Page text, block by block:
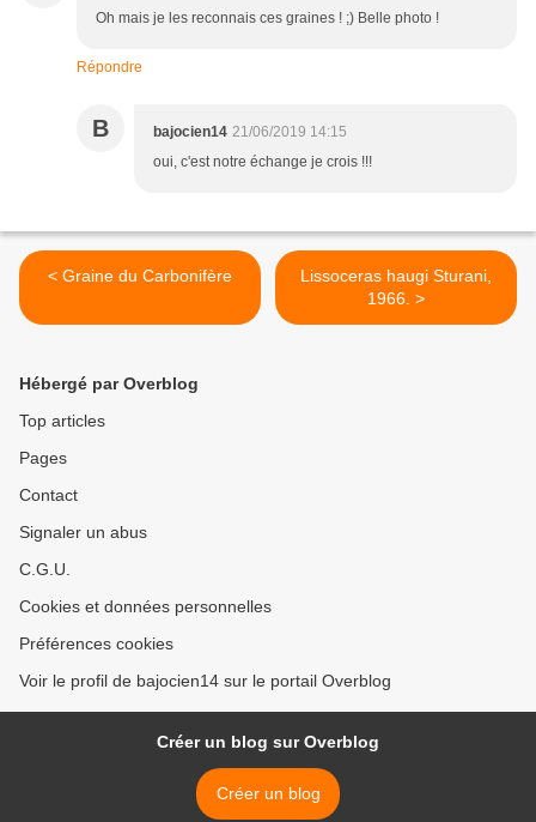
Oh mais je les reconnais ces graines ! ;) Belle photo !
Répondre
B bajocien14 21/06/2019 14:15
oui, c'est notre échange je crois !!!
< Graine du Carbonifère
Lissoceras haugi Sturani,
1966. >
Hébergé par Overblog
Top articles
Pages
Contact
Signaler un abus
C.G.U.
Cookies et données personnelles
Préférences cookies
Voir le profil de bajocien14 sur le portail Overblog
Créer un blog sur Overblog
Créer un blog